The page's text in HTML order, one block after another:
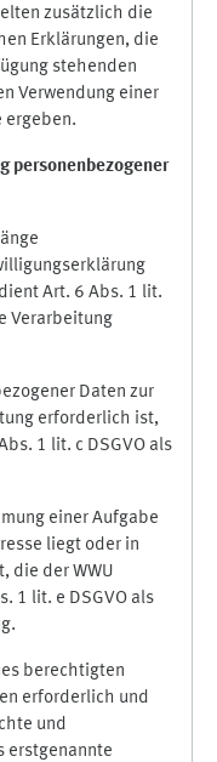
zusätzlich die
Erklärungen, die
stehenden
Verwendung einer
ergeben.
personenbezogener
Art. 6 Abs. 1 lit.
Verarbeitung
Daten zur
erforderlich ist,
1 lit. c DSGVO als
einer Aufgabe
liegt oder in
die der WWU
1 lit. e DSGVO als
berechtigten
erforderlich und
und
erstgenannte